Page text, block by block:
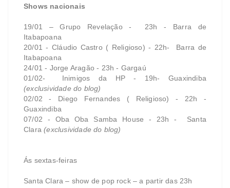
Shows nacionais
19/01 – Grupo Revelação - 23h - Barra de
Itabapoana
20/01 - Cláudio Castro ( Religioso) - 22h- Barra de
Itabapoana
24/01 - Jorge Aragão - 23h - Gargaú
01/02- Inimigos da HP - 19h- Guaxindiba
(exclusividade do blog)
02/02 - Diego Fernandes ( Religioso) - 22h -
Guaxindiba
07/02 - Oba Oba Samba House - 23h - Santa
Clara(exclusividade do blog)
Ás sextas-feiras
Santa Clara – show de pop rock – a partir das 23h